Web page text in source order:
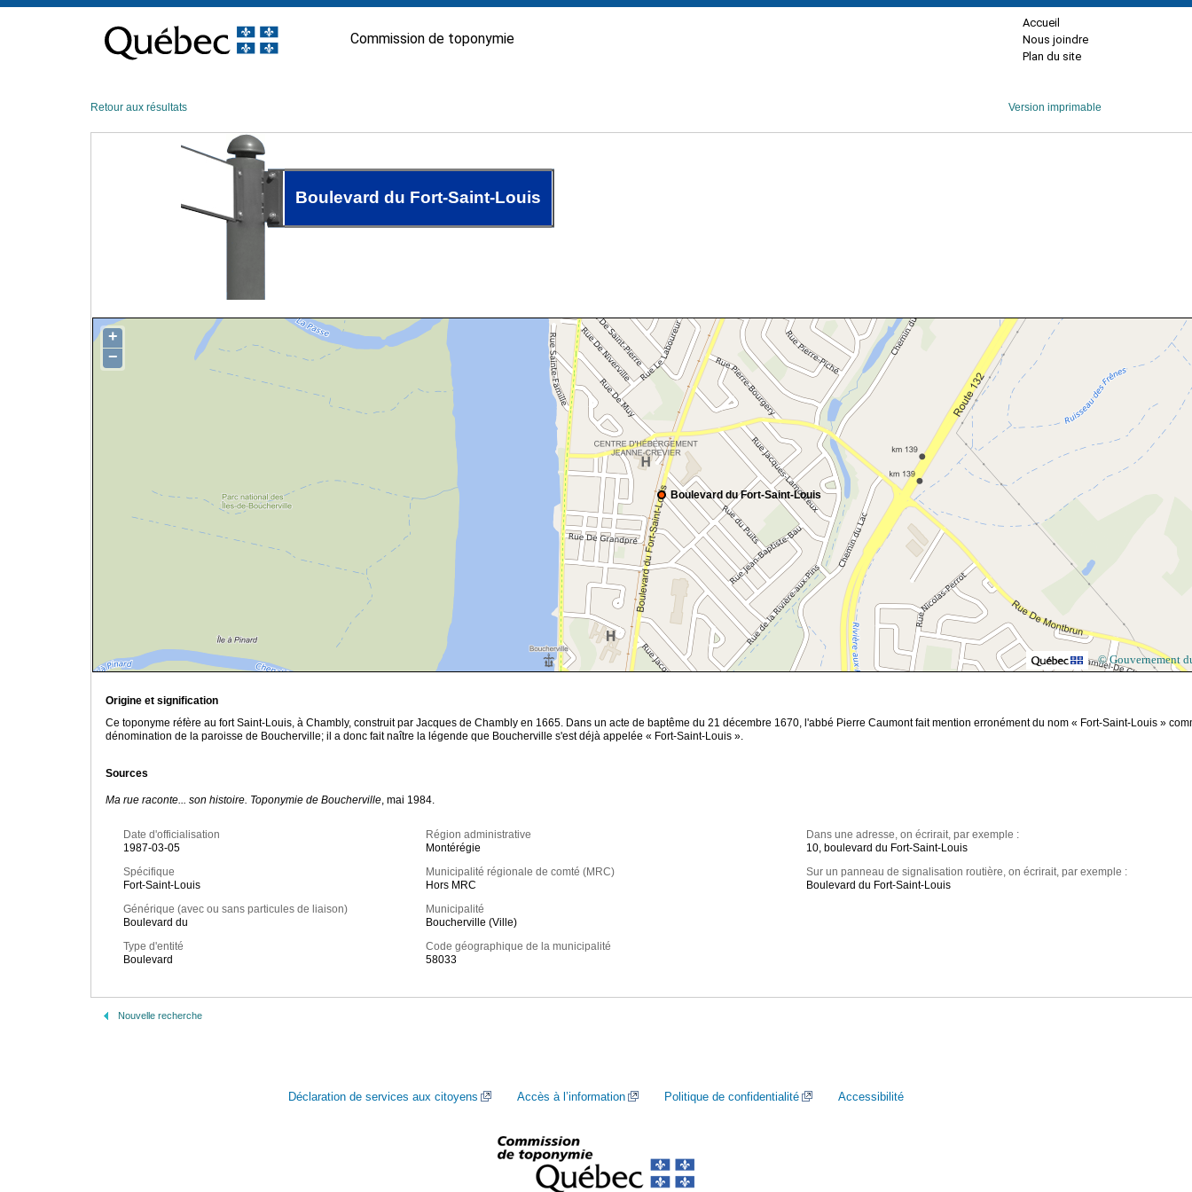
contenu
Commission de toponymie
Accueil
Nous joindre
Plan du site
Retour aux résultats Version imprimable
Boulevard du Fort-Saint-Louis
Boulevard du Fort-Saint-Louis
+
−
© Gouvernement
Origine et signification
Ce toponyme réfère au fort Saint-Louis, à Chambly, construit par Jacques de Chambly en 1665. Dans un acte de baptême du 21 décembre 1670, l'abbé Pierre Caumont fait mention erronément du nom « Fort-Saint-Louis »
dénomination de la paroisse de Boucherville; il a donc fait naître la légende que Boucherville s'est déjà appelée « Fort-Saint-Louis ».
Sources
Ma rue raconte... son histoire. Toponymie de Boucherville, mai 1984.
Date d'officialisation
1987-03-05
Spécifique
Fort-Saint-Louis
Générique (avec ou sans particules de liaison)
Boulevard du
Type d'entité
Boulevard
Région administrative
Montérégie
Municipalité régionale de comté (MRC)
Hors MRC
Municipalité
Boucherville (Ville)
Code géographique de la municipalité
58033
Dans une adresse, on écrirait, par exemple :
10, boulevard du Fort-Saint-Louis
Sur un panneau de signalisation routière, on écrirait, par exemple :
Boulevard du Fort-Saint-Louis
Nouvelle recherche
Déclaration de services aux citoyens Accès à l’information Politique de confidentialité Accessibilité